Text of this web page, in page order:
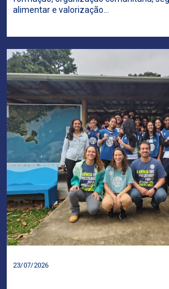
alimentar e valorização…
23/07/2026